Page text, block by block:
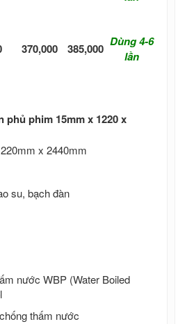
370,000 385,000 Dùng 4-6
lần
lần
phủ phim 15mm x 1220 x
x 2440mm
su, bạch đàn
nước WBP (Water Boiled
thấm nước